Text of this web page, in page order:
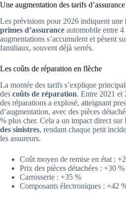
Une augmentation des tarifs
Les prévisions pour 2026 indiquent une
primes d’assurance automobile entre 4
augmentations s’accumulent et pèsent
familiaux, souvent déjà serrés.
Les coûts de réparation en flèche
La montée des tarifs s’explique
des coûts de réparation. Entre 2021 et
des réparations a explosé, atteignant
d’augmentation, avec des pièces
% plus cher. Cela a un impact direct sur
des sinistres, rendant chaque petit
les assureurs.
Coût moyen de remise en état :
Prix des pièces détachées : +30 %
Carrosserie : +35 %
Composants électroniques : +42